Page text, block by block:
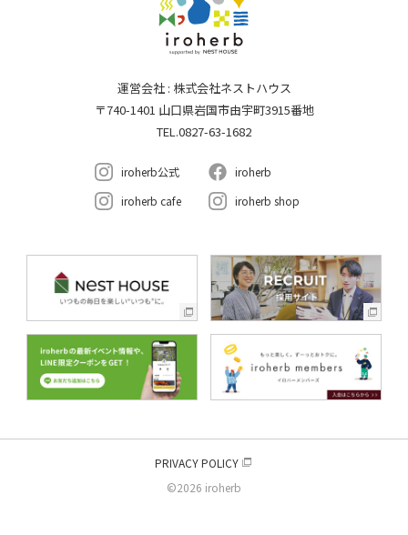
運営会社 : 株式会社ネストハウス
〒740-1401 山口県岩国市由宇町3915番地
TEL.0827-63-1682
iroherb公式
iroherb
iroherb cafe
iroherb shop
PRIVACY POLICY
©2026 iroherb